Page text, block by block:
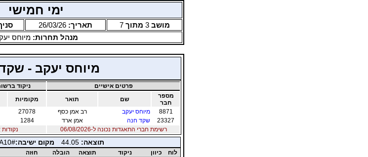
ימי חמישי
מושב3 מתוך7 תאריך: 26/03/26
מנהל תחרות:מיוחס
מיוחס יעקב -
פרטים אישיים
ניקוד
מספר
חבר
שם תואר מקומיות
8871
מיוחס יעקב רב אמן כסף 27078
23327
שקד חנה אמן ארד 1284
רשימת חברי התאגדות נכונה ל-06/08/2026
נקודות
תוצאה:44.05 מקום ישיבה:
לוח כיוון ניקוד תוצאה הובלה חוזה